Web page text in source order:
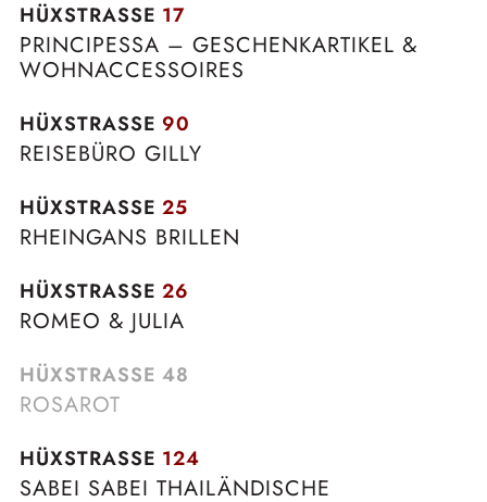
HÜXSTRASSE 17
PRINCIPESSA – GESCHENKARTIKEL &
WOHNACCESSOIRES
HÜXSTRASSE 90
REISEBÜRO GILLY
HÜXSTRASSE 25
RHEINGANS BRILLEN
HÜXSTRASSE 26
ROMEO & JULIA
HÜXSTRASSE 48
ROSAROT
HÜXSTRASSE 124
SABEI SABEI THAILÄNDISCHE